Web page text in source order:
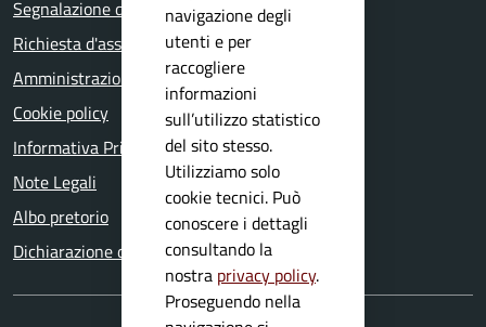
Segnalazione disservizio
Richiesta d'assistenza
Amministrazione trasparente
Cookie policy
Informativa Privacy
Note Legali
Albo pretorio
Dichiarazione di accessibilità
navigazione degli
utenti e per
raccogliere
informazioni
sull’utilizzo statistico
del sito stesso.
Utilizziamo solo
cookie tecnici. Può
conoscere i dettagli
consultando la
nostra privacy policy.
Proseguendo nella